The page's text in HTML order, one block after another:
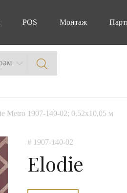
POS Монтаж
Metro 1907-140-02; 0,52х10,05 м
# 1907-140-02
Elodie